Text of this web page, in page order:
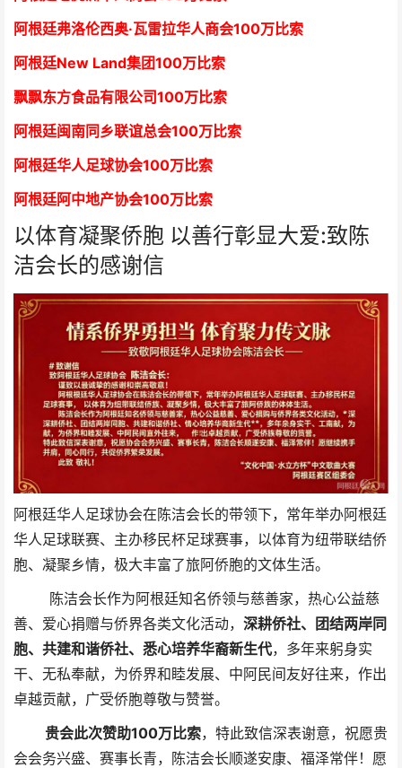
阿根廷弗洛伦西奥·瓦雷拉华人商会100万比索
阿根廷New Land集团100万比索
飘飘东方食品有限公司100万比索
阿根廷闽南同乡联谊总会100万比索
阿根廷华人足球协会100万比索
阿根廷阿中地产协会100万比索
以体育凝聚侨胞 以善行彰显大爱:致陈
洁会长的感谢信
阿根廷华人足球协会在陈洁会长的带领下，常年举办阿根廷
华人足球联赛、主办移民杯足球赛事，以体育为纽带联结侨
胞、凝聚乡情，极大丰富了旅阿侨胞的文体生活。
陈洁会长作为阿根廷知名侨领与慈善家，热心公益慈
善、爱心捐赠与侨界各类文化活动， 深耕侨社、团结两岸同
胞、共建和谐侨社、悉心培养华裔新生代，多年来躬身实
干、无私奉献，为侨界和睦发展、中阿民间友好往来，作出
卓越贡献，广受侨胞尊敬与赞誉。
贵会此次赞助100万比索，特此致信深表谢意，祝愿贵
会会务兴盛、赛事长青，陈洁会长顺遂安康、福泽常伴！愿